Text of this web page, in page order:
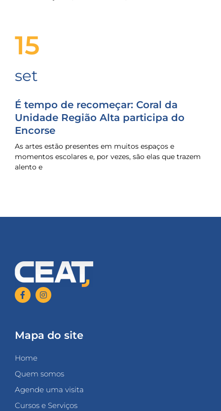
15
set
É tempo de recomeçar: Coral da
Unidade Região Alta participa do
Encorse
As artes estão presentes em muitos espaços e
momentos escolares e, por vezes, são elas que trazem
alento e
Mapa do site
Home
Quem somos
Agende uma visita
Cursos e Serviços